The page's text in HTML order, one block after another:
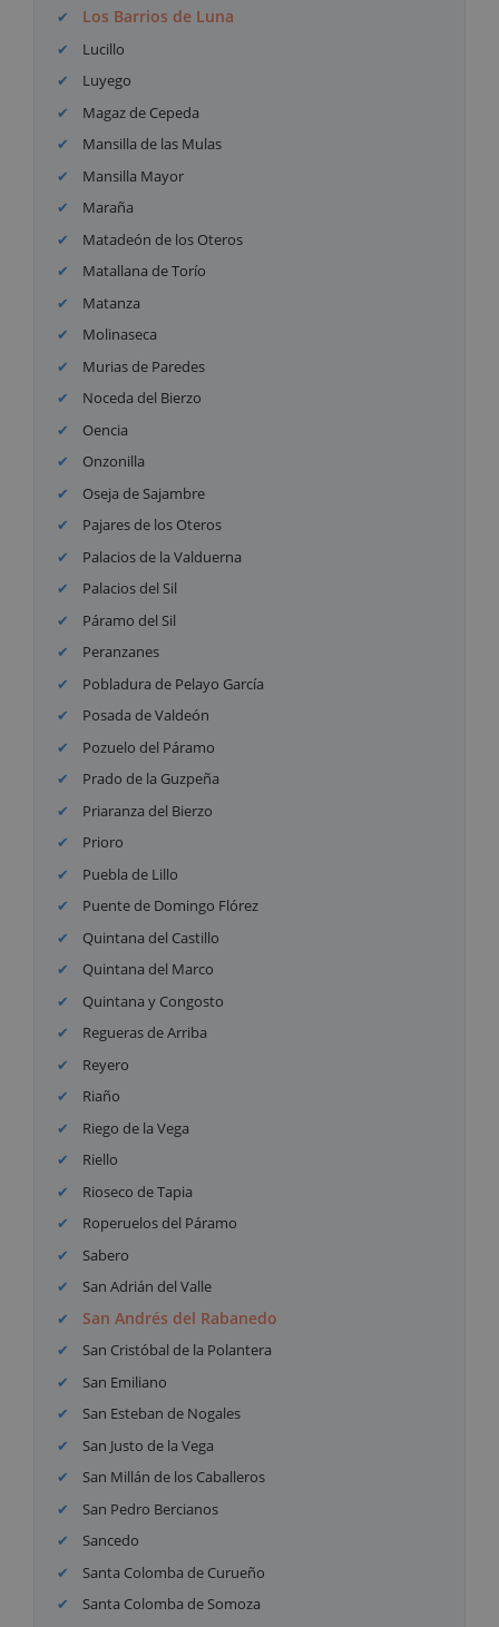
Los Barrios de Luna
Lucillo
Luyego
Magaz de Cepeda
Mansilla de las Mulas
Mansilla Mayor
Maraña
Matadeón de los Oteros
Matallana de Torío
Matanza
Molinaseca
Murias de Paredes
Noceda del Bierzo
Oencia
Onzonilla
Oseja de Sajambre
Pajares de los Oteros
Palacios de la Valduerna
Palacios del Sil
Páramo del Sil
Peranzanes
Pobladura de Pelayo García
Posada de Valdeón
Pozuelo del Páramo
Prado de la Guzpeña
Priaranza del Bierzo
Prioro
Puebla de Lillo
Puente de Domingo Flórez
Quintana del Castillo
Quintana del Marco
Quintana y Congosto
Regueras de Arriba
Reyero
Riaño
Riego de la Vega
Riello
Rioseco de Tapia
Roperuelos del Páramo
Sabero
San Adrián del Valle
San Andrés del Rabanedo
San Cristóbal de la Polantera
San Emiliano
San Esteban de Nogales
San Justo de la Vega
San Millán de los Caballeros
San Pedro Bercianos
Sancedo
Santa Colomba de Curueño
Santa Colomba de Somoza